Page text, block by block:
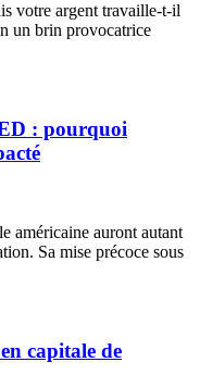
votre argent travaille-t-il
un brin provocatrice
: pourquoi
américaine auront autant
Sa mise précoce sous
capitale de